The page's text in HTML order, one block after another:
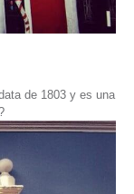
de 1803 y es una